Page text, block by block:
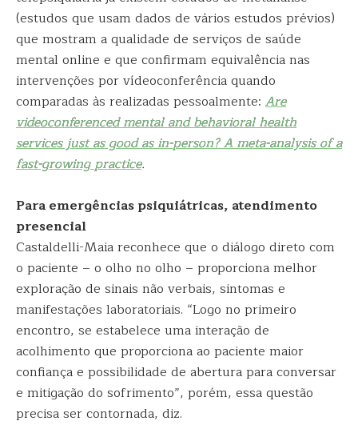
(estudos que usam dados de vários estudos prévios)
que mostram a qualidade de serviços de saúde
mental online e que confirmam equivalência nas
intervenções por vídeoconferência quando
comparadas às realizadas pessoalmente: Are
videoconferenced mental and behavioral health
services just as good as in-person? A meta-analysis of a
fast-growing practice.
Para emergências psiquiátricas, atendimento
presencial
Castaldelli-Maia reconhece que o diálogo direto com
o paciente – o olho no olho – proporciona melhor
exploração de sinais não verbais, sintomas e
manifestações laboratoriais. “Logo no primeiro
encontro, se estabelece uma interação de
acolhimento que proporciona ao paciente maior
confiança e possibilidade de abertura para conversar
e mitigação do sofrimento”, porém, essa questão
precisa ser contornada, diz.